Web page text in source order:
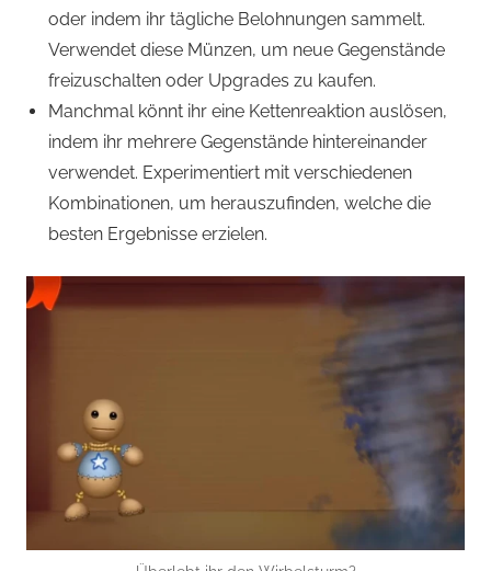
oder indem ihr tägliche Belohnungen sammelt.
Verwendet diese Münzen, um neue Gegenstände
freizuschalten oder Upgrades zu kaufen.
Manchmal könnt ihr eine Kettenreaktion auslösen,
indem ihr mehrere Gegenstände hintereinander
verwendet. Experimentiert mit verschiedenen
Kombinationen, um herauszufinden, welche die
besten Ergebnisse erzielen.